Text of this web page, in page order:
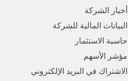
أخبار الشركة
البيانات المالية للشركة
حاسبة الاستثمار
مؤشر الأسهم
الاشتراك في البريد الإلكتروني